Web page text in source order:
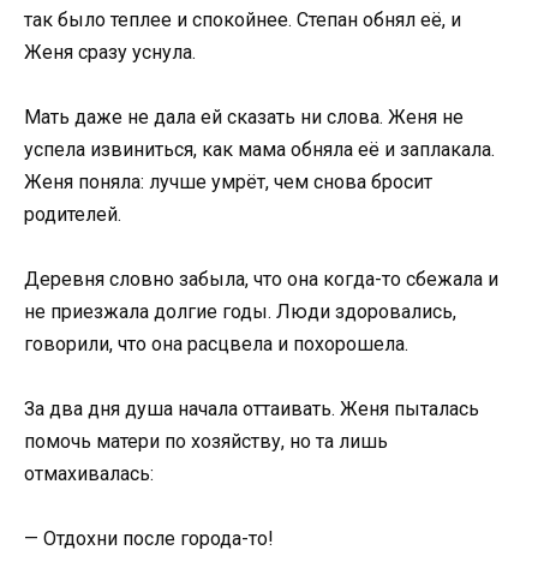
так было теплее и спокойнее. Степан обнял её, и
Женя сразу уснула.
Мать даже не дала ей сказать ни слова. Женя не
успела извиниться, как мама обняла её и заплакала.
Женя поняла: лучше умрёт, чем снова бросит
родителей.
Деревня словно забыла, что она когда-то сбежала и
не приезжала долгие годы. Люди здоровались,
говорили, что она расцвела и похорошела.
За два дня душа начала оттаивать. Женя пыталась
помочь матери по хозяйству, но та лишь
отмахивалась:
— Отдохни после города-то!